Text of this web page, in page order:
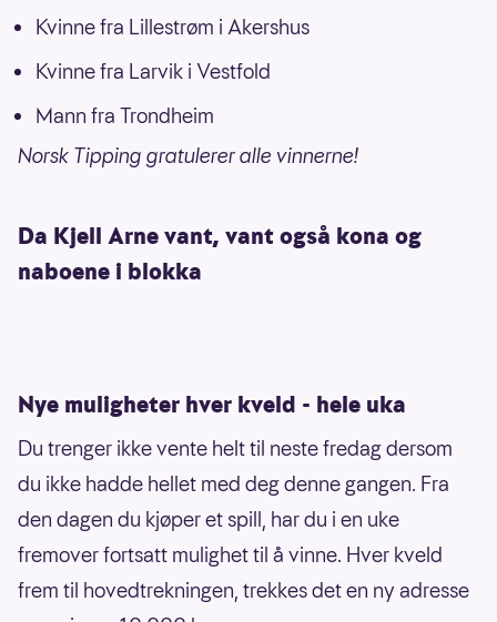
Kvinne fra Lillestrøm i Akershus
Kvinne fra Larvik i Vestfold
Mann fra Trondheim
Norsk Tipping gratulerer alle vinnerne!
Da Kjell Arne vant, vant også kona og
naboene i blokka
Nye muligheter hver kveld - hele uka
Du trenger ikke vente helt til neste fredag dersom
du ikke hadde hellet med deg denne gangen. Fra
den dagen du kjøper et spill, har du i en uke
fremover fortsatt mulighet til å vinne. Hver kveld
frem til hovedtrekningen, trekkes det en ny adresse